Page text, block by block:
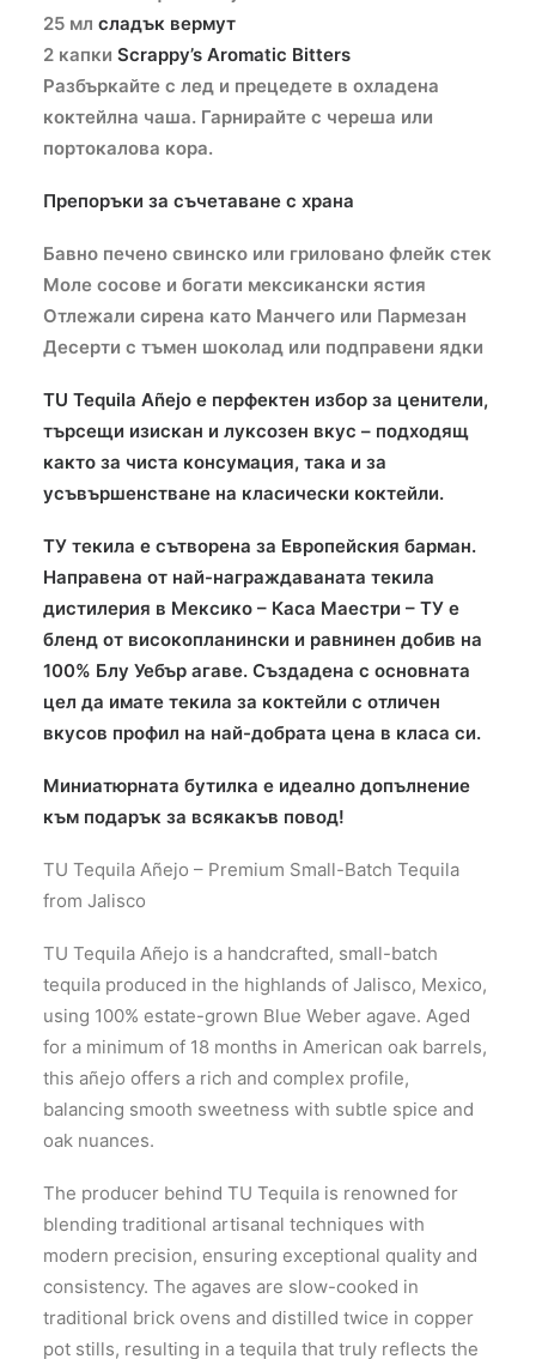
25 мл сладък вермут
2 капки Scrappy’s Aromatic Bitters
Разбъркайте с лед и прецедете в охладена
коктейлна чаша. Гарнирайте с череша или
портокалова кора.
Препоръки за съчетаване с храна
Бавно печено свинско или гриловано флейк стек
Моле сосове и богати мексикански ястия
Отлежали сирена като Манчего или Пармезан
Десерти с тъмен шоколад или подправени ядки
TU Tequila Añejo е перфектен избор за ценители,
търсещи изискан и луксозен вкус – подходящ
както за чиста консумация, така и за
усъвършенстване на класически коктейли.
ТУ текила е сътворена за Европейския барман.
Направена от най-награждаваната текила
дистилерия в Мексико – Каса Маестри – ТУ е
бленд от високопланински и равнинен добив на
100% Блу Уебър агаве. Създадена с основната
цел да имате текила за коктейли с отличен
вкусов профил на най-добрата цена в класа си.
Миниатюрната бутилка е идеално допълнение
към подарък за всякакъв повод!
TU Tequila Añejo – Premium Small-Batch Tequila
from Jalisco
TU Tequila Añejo is a handcrafted, small-batch
tequila produced in the highlands of Jalisco, Mexico,
using 100% estate-grown Blue Weber agave. Aged
for a minimum of 18 months in American oak barrels,
this añejo offers a rich and complex profile,
balancing smooth sweetness with subtle spice and
oak nuances.
The producer behind TU Tequila is renowned for
blending traditional artisanal techniques with
modern precision, ensuring exceptional quality and
consistency. The agaves are slow-cooked in
traditional brick ovens and distilled twice in copper
pot stills, resulting in a tequila that truly reflects the